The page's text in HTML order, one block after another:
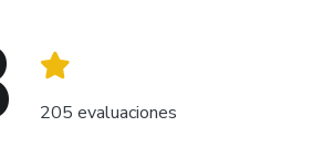
205 evaluaciones